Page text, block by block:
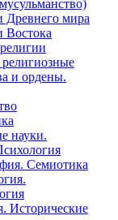
Древнего мира
Востока
и ордены.
науки.
Семиотика
Исторические